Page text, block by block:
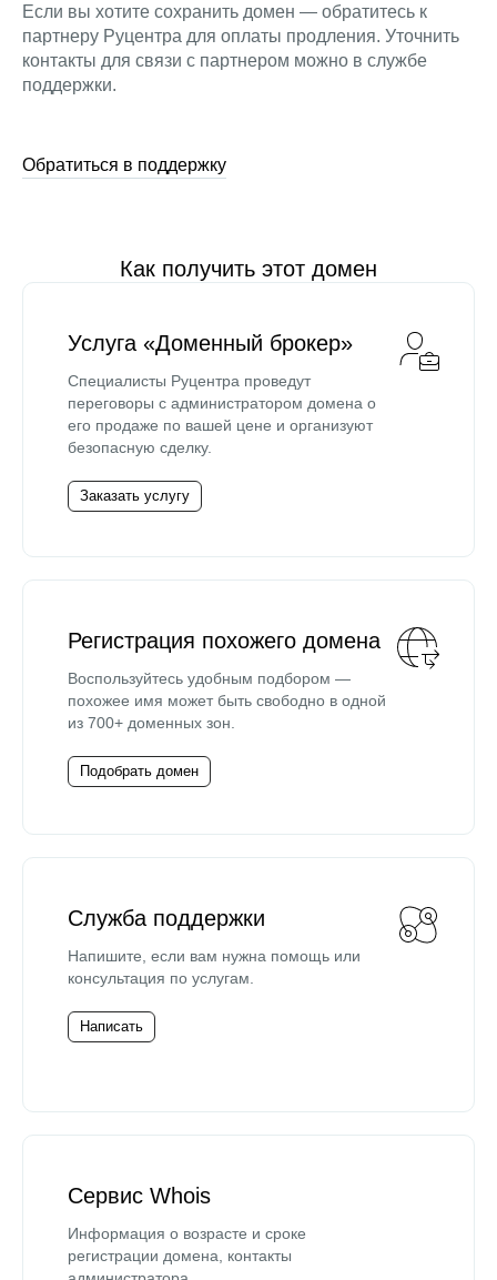
Если вы хотите сохранить домен — обратитесь к
партнеру Руцентра для оплаты продления. Уточнить
контакты для связи с партнером можно в службе
поддержки.
Обратиться в поддержку
Как получить этот домен
Услуга «Доменный брокер»
Специалисты Руцентра проведут
переговоры с администратором домена о
его продаже по вашей цене и организуют
безопасную сделку.
Заказать услугу
Регистрация похожего домена
Воспользуйтесь удобным подбором —
похожее имя может быть свободно в одной
из 700+ доменных зон.
Подобрать домен
Служба поддержки
Напишите, если вам нужна помощь или
консультация по услугам.
Написать
Сервис Whois
Информация о возрасте и сроке
регистрации домена, контакты